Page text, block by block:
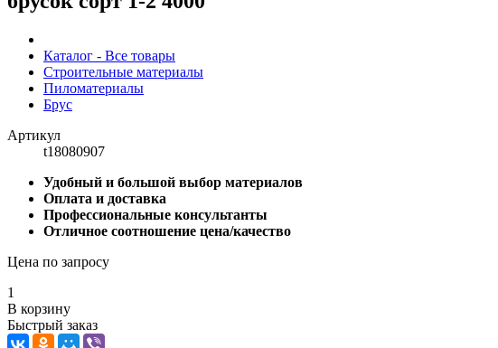
Каталог - Все товары
Строительные материалы
Пиломатериалы
Брус
Артикул
t18080907
Удобный и большой выбор материалов
Оплата и доставка
Профессиональные консультанты
Отличное соотношение цена/качество
Цена по запросу
1
В корзину
Быстрый заказ